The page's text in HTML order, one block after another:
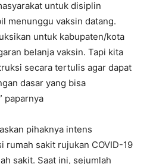
untuk disiplin
menunggu vaksin datang.
untuk kabupaten/kota
belanja vaksin. Tapi kita
secara tertulis agar dapat
dasar yang bisa
paparnya
pihaknya intens
rumah sakit rujukan COVID-19
sakit. Saat ini, sejumlah